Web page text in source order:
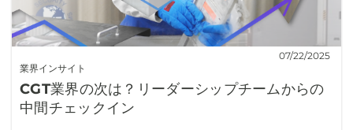
業界インサイト
07/22/2025
CGT業界の次は？リーダーシップチームからの
中間チェックイン